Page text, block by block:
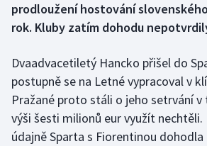
Dostihy
Florbal
Futsal
Golf
prodloužení hostování
rok. Kluby zatím dohodu
Dvaadvacetiletý Hancko přišel do
postupně se na Letné vypracoval v
Pražané proto stáli o jeho setrvání v
výši šesti milionů eur využít nechtěli.
údajně Sparta s Fiorentinou